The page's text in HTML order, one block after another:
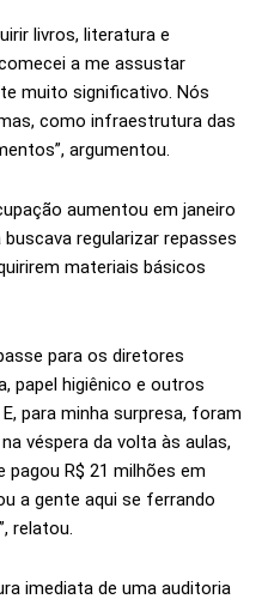
livros, literatura e
a me assustar
muito significativo. Nós
como infraestrutura das
argumentou.
aumentou em janeiro
regularizar repasses
materiais básicos
para os diretores
papel higiênico e outros
para minha surpresa, foram
véspera da volta às aulas,
pagou R$ 21 milhões em
a gente aqui se ferrando
relatou.
imediata de uma auditoria